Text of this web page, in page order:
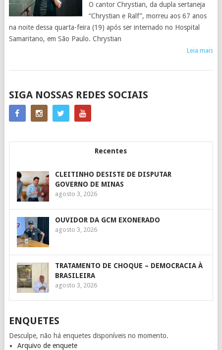
O cantor Chrystian, da dupla sertaneja
“Chrystian e Ralf”, morreu aos 67 anos
na noite dessa quarta-feira (19) após ser internado no Hospital
Samaritano, em São Paulo. Chrystian
Leia mais
POSTS
NAVIGATION
SIGA NOSSAS REDES SOCIAIS
Recentes
CLEITINHO DESISTE DE DISPUTAR
GOVERNO DE MINAS
agosto 3, 2026
OUVIDOR DA GCM EXONERADO
agosto 3, 2026
TRATAMENTO DE CHOQUE – DEMOCRACIA À
BRASILEIRA
agosto 3, 2026
ENQUETES
Desculpe, não há enquetes disponíveis no momento.
Arquivo de enquete